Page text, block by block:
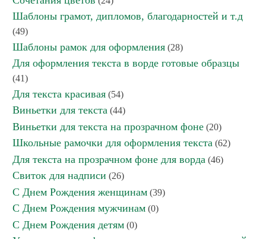
Шаблоны грамот, дипломов, благодарностей и т.д
(49)
Шаблоны рамок для оформления (28)
Для оформления текста в ворде готовые образцы
(41)
Для текста красивая (54)
Виньетки для текста (44)
Виньетки для текста на прозрачном фоне (20)
Школьные рамочки для оформления текста (62)
Для текста на прозрачном фоне для ворда (46)
Свиток для надписи (26)
С Днем Рождения женщинам (39)
С Днем Рождения мужчинам (0)
С Днем Рождения детям (0)